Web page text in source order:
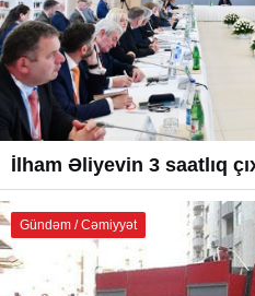
İlham Əliyevin 3 saatlıq
Gündəm / Cəmiyyət